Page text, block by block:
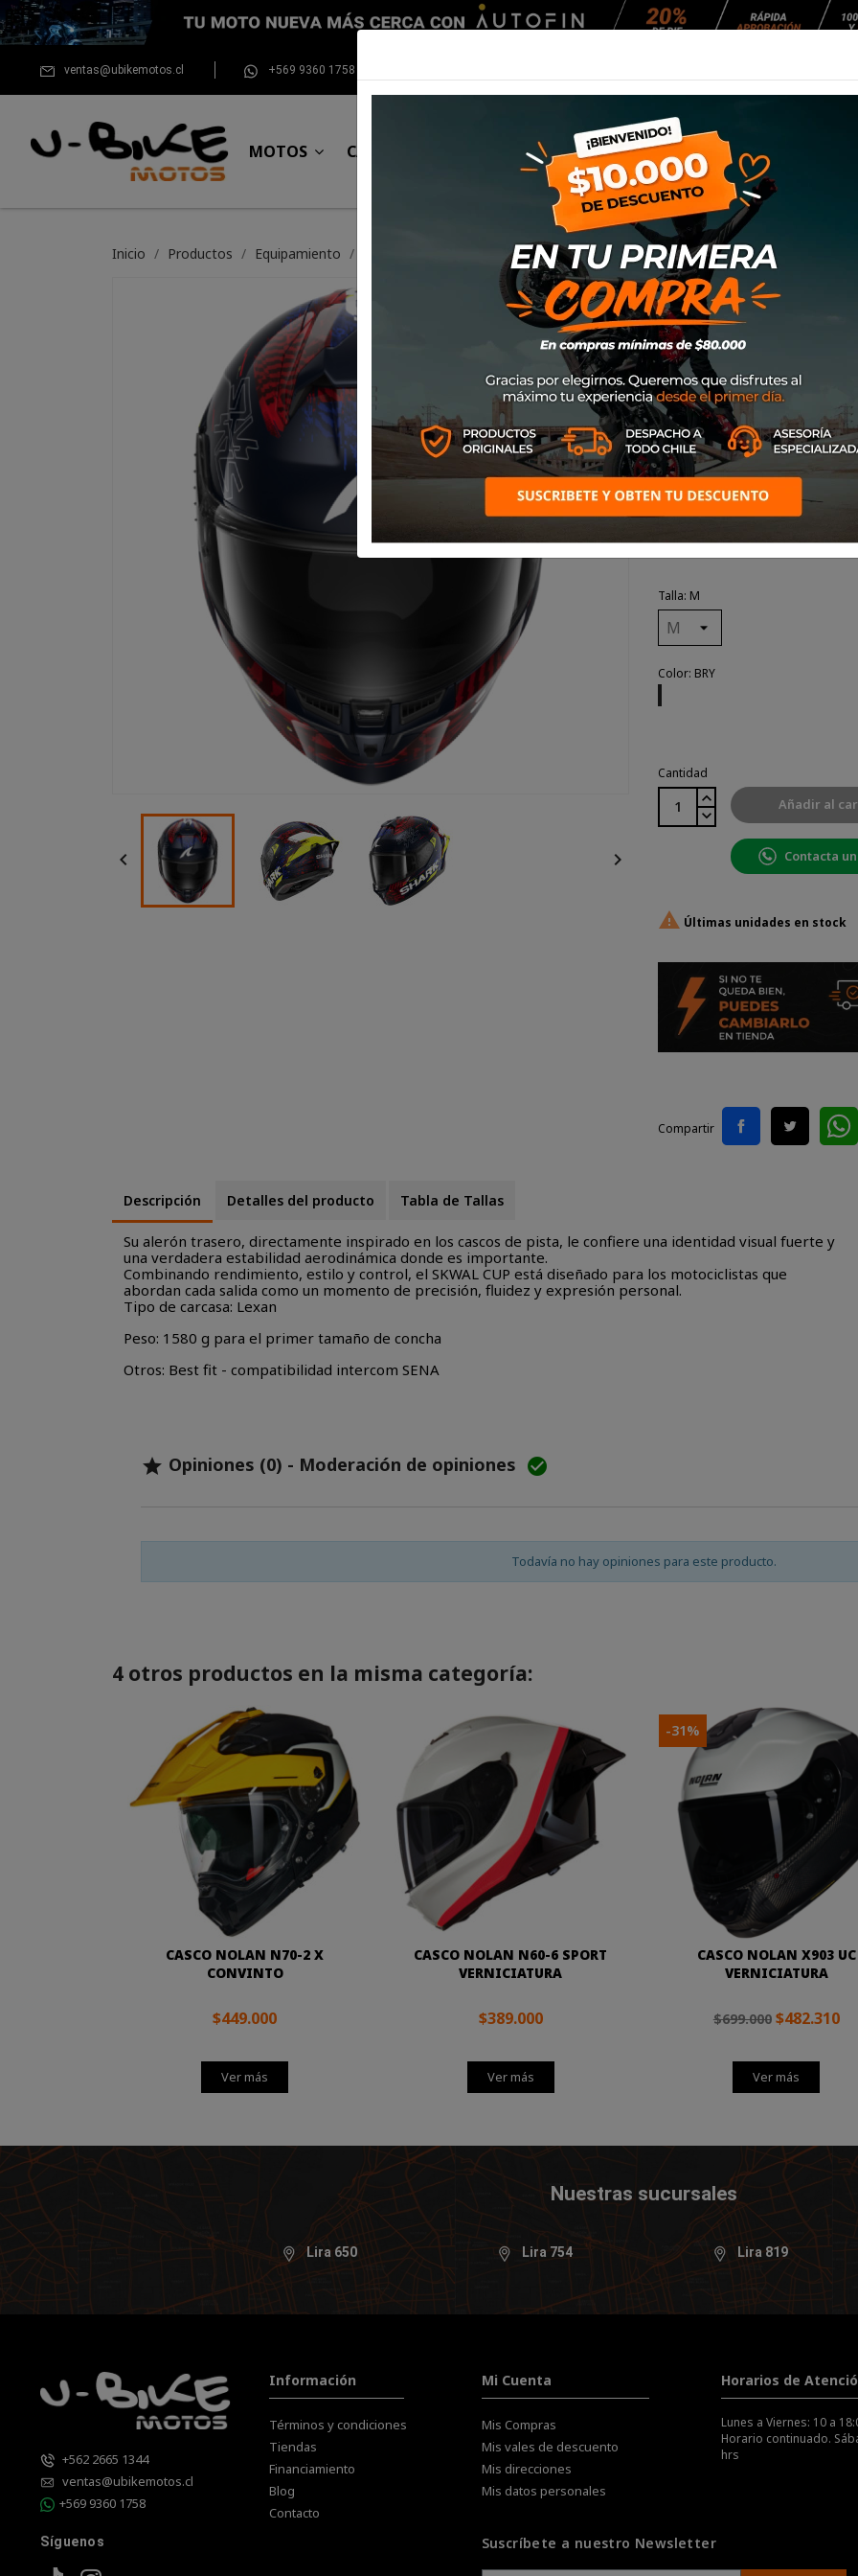
ventas@ubikemotos.cl +569 9360 1758
MOTOS CASCOS EQUIPAMIENTO NEUMÁTICOS MANTENCIÓN
Inicio Productos Equipamiento Cascos Casco Shark Skwall Cup Speed-Vib Bry
 
Casco Shark
Marca Shark
SKUHE6510EBRY
$389.000
El SKWAL CUP se inspira
competición a todos los
Talla: M
Color: BRY
Cantidad
Añadir al
Contacta
 Últimas unidades en stock
Compartir
Descripción Detalles del producto Tabla de Tallas
Su alerón trasero, directamente inspirado en los cascos de pista, le confiere una identidad visual fuerte y
una verdadera estabilidad aerodinámica donde es importante.
Combinando rendimiento, estilo y control, el SKWAL CUP está diseñado para los motociclistas que
abordan cada salida como un momento de precisión, fluidez y expresión personal.
Tipo de carcasa: Lexan
Peso: 1580 g para el primer tamaño de concha
Otros: Best fit - compatibilidad intercom SENA
 Opiniones (0) - Moderación de opiniones 
Todavía no hay opiniones para este producto.
4 otros productos en la misma categoría:
CASCO NOLAN N70-2 X
CONVINTO
$449.000
Ver más
CASCO NOLAN N60-6 SPORT
VERNICIATURA
$389.000
Ver más
CASCO NOLAN X903 UC
VERNICIATURA
$699.000 $482.310
Ver más
-31%
Nuestras sucursales
Lira 650 Lira 754 Lira 819
+562 2665 1344
ventas@ubikemotos.cl
+569 9360 1758
Síguenos
Información
Términos y condiciones
Tiendas
Financiamiento
Blog
Contacto
Mi Cuenta
Mis Compras
Mis vales de descuento
Mis direcciones
Mis datos personales
Horarios de
Lunes a Viernes: 10 a
Horario continuado.
hrs
Suscríbete a nuestro Newsletter